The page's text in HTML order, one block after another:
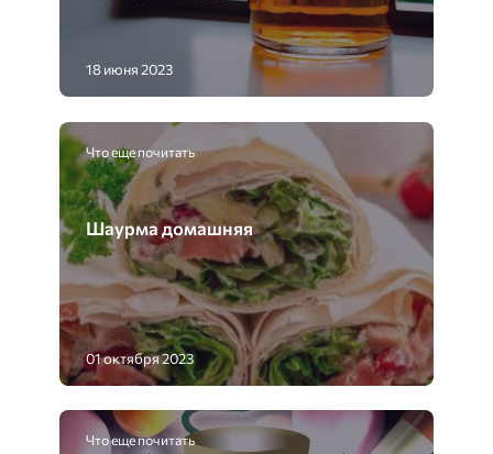
18 июня 2023
Что еще почитать
Шаурма домашняя
01 октября 2023
Что еще почитать